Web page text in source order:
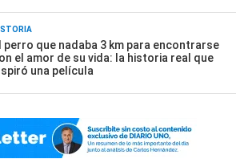
perro que nadaba 3 km para encontrarse
el amor de su vida: la historia real que
una película